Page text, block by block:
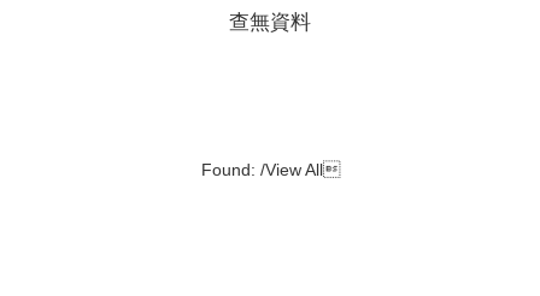
查無資料
Found: /View All